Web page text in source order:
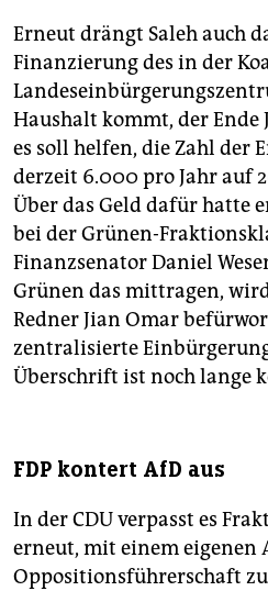
Erneut drängt Saleh auch
Finanzierung des in der
Haushalt kommt, der Ende
es soll helfen, die Zahl der
derzeit 6.000 pro Jahr auf
Über das Geld dafür hatte
bei der Grünen-
Finanzsenator Daniel
Grünen das mittragen,
Redner Jian Omar
zentralisierte
Überschrift ist noch lange
FDP kontert AfD aus
In der CDU verpasst es
erneut, mit einem
Oppositionsführerschaft